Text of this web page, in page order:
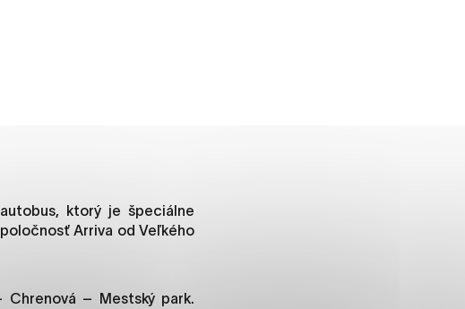
ktorý je špeciálne
Arriva od Veľkého
– Mestský park.
zbierajú anonymne a nie je